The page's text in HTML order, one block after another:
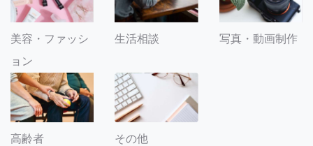
美容・ファッシ
ョン
生活相談 写真・動画制作
高齢者 その他